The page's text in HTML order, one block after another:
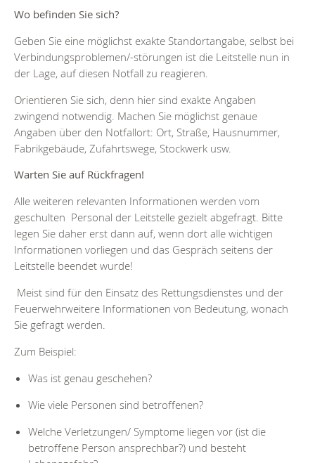
Wo befinden Sie sich?
Geben Sie eine möglichst exakte Standortangabe, selbst bei
Verbindungsproblemen/-störungen ist die Leitstelle nun in
der Lage, auf diesen Notfall zu reagieren.
Orientieren Sie sich, denn hier sind exakte Angaben
zwingend notwendig. Machen Sie möglichst genaue
Angaben über den Notfallort: Ort, Straße, Hausnummer,
Fabrikgebäude, Zufahrtswege, Stockwerk usw.
Warten Sie auf Rückfragen!
Alle weiteren relevanten Informationen werden vom
geschulten Personal der Leitstelle gezielt abgefragt. Bitte
legen Sie daher erst dann auf, wenn dort alle wichtigen
Informationen vorliegen und das Gespräch seitens der
Leitstelle beendet wurde!
Meist sind für den Einsatz des Rettungsdienstes und der
Feuerwehrweitere Informationen von Bedeutung, wonach
Sie gefragt werden.
Zum Beispiel:
Was ist genau geschehen?
Wie viele Personen sind betroffenen?
Welche Verletzungen/ Symptome liegen vor (ist die
betroffene Person ansprechbar?) und besteht